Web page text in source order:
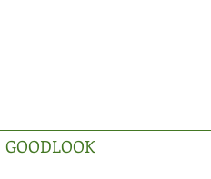
GOODLOOK